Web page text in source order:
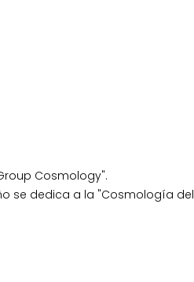
Cosmology".
se dedica a la "Cosmología del